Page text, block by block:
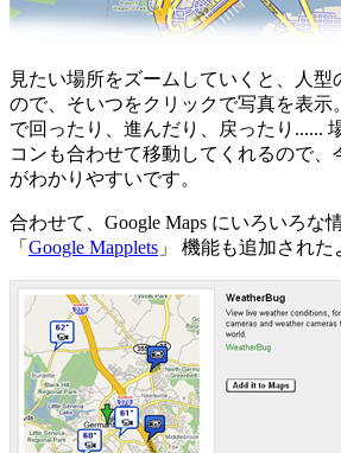
見たい場所をズームしていくと、人型
ので、そいつをクリックで写真を表示
で回ったり、進んだり、戻ったり......
コンも合わせて移動してくれるので
がわかりやすいです。
合わせて、Google Maps にいろいろな
「 Google Mapplets 」 機能も追加された